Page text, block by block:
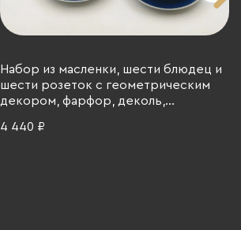
Набор из масленки, шести блюдец и
шести розеток с геометрическим
декором, фарфор, деколь,
Lichte Porzellan (Лихте), Германия,
4 440 ₽